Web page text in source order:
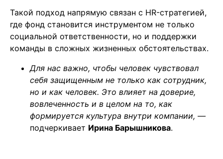
Такой подход напрямую связан с HR-стратегией,
где фонд становится инструментом не только
социальной ответственности, но и поддержки
команды в сложных жизненных обстоятельствах.
Для нас важно, чтобы человек чувствовал
себя защищенным не только как сотрудник,
но и как человек. Это влияет на доверие,
вовлеченность и в целом на то, как
формируется культура внутри компании, —
подчеркивает Ирина Барышникова.